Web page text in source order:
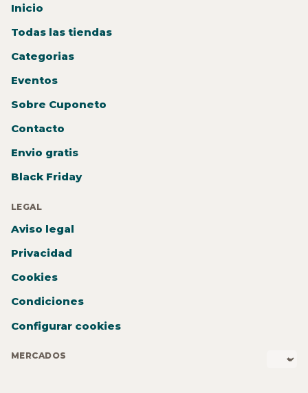
Inicio
Todas las tiendas
Categorias
Eventos
Sobre Cuponeto
Contacto
Envio gratis
Black Friday
LEGAL
Aviso legal
Privacidad
Cookies
Condiciones
Configurar cookies
MERCADOS